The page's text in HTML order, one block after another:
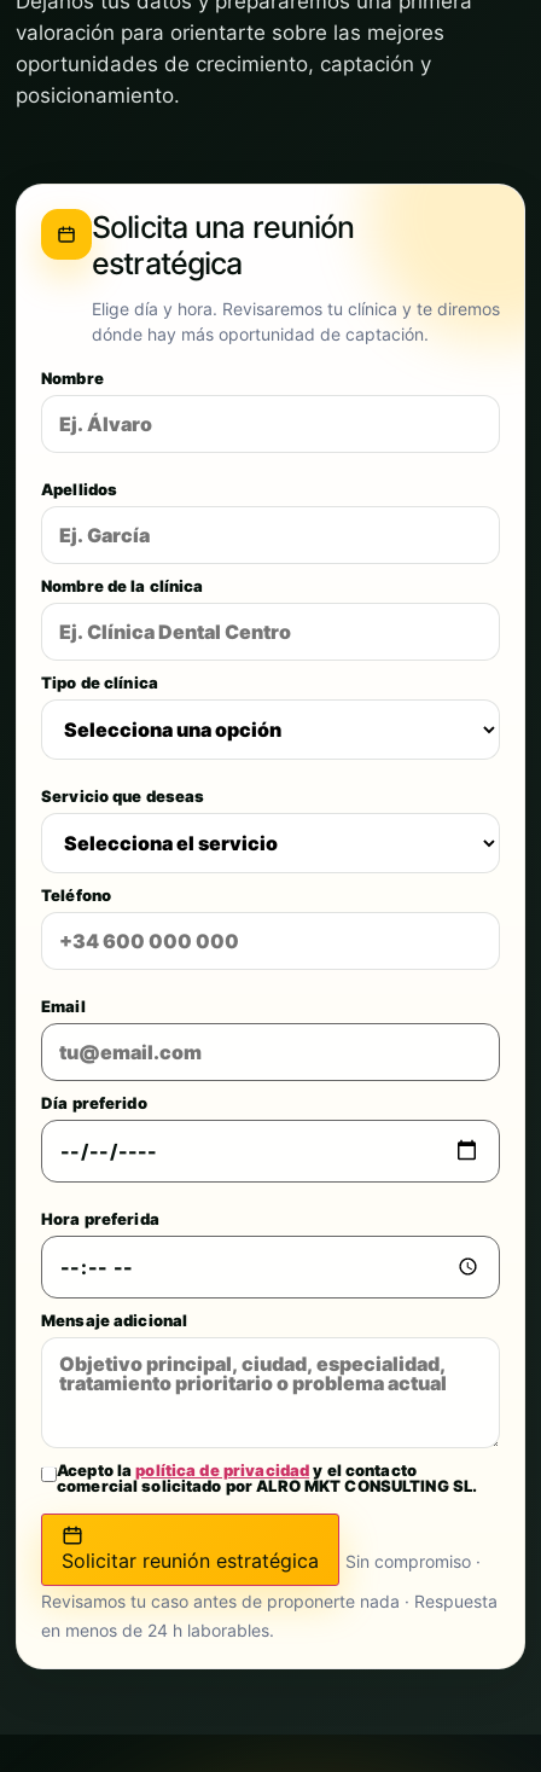
valoración para orientarte sobre las mejores
oportunidades de crecimiento, captación y
posicionamiento.
Solicita una reunión
estratégica
Elige día y hora. Revisaremos tu clínica y te diremos
dónde hay más oportunidad de captación.
Nombre
Apellidos
Nombre de la clínica
Tipo de clínica
Servicio que deseas
Teléfono
Email
Día preferido
Hora preferida
Mensaje adicional
Acepto lapolítica de privacidady el contacto
comercial solicitado por ALRO MKT CONSULTING SL.
Solicitar reunión estratégica
Sin compromiso ·
Revisamos tu caso antes de proponerte nada · Respuesta
en menos de 24 h laborables.